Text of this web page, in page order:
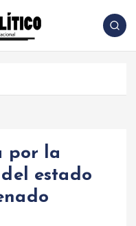
por la
estado